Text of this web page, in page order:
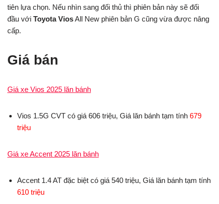
tiên lựa chọn. Nếu nhìn sang đối thủ thì phiên bản này sẽ đối
đầu với Toyota ViosAll New phiên bản G cũng vừa được nâng
cấp.
Giá bán
Giá xe Vios 2025 lăn bánh
Vios 1.5G CVT có giá 606 triệu, Giá lăn bánh tạm tính 679
triệu
Giá xe Accent 2025 lăn bánh
Accent 1.4 AT đặc biệt có giá 540 triệu, Giá lăn bánh tạm tính
610 triệu